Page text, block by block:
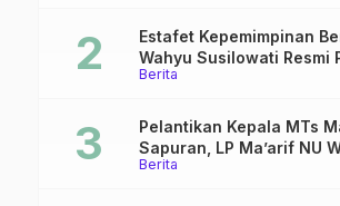
Berita
Estafet Kepemimpinan
Wahyu Susilowati Resmi
Ma’arif Sapuran
Berita
Pelantikan Kepala MTs
Sapuran, LP Ma’arif NU
Tekankan Lima Amanah